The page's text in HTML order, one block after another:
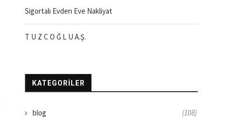
Sigortalı Evden Eve Nakliyat
T U Z C O Ğ L U A.Ş.
KATEGORILER
blog (108)